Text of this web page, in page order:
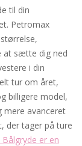
til din
Petromax
at sætte dig ned
i din
tur om året,
billigere model,
mere avanceret
der tager på ture
er en